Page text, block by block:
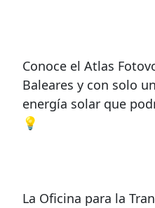
Conoce el Atlas
Baleares y con solo
energía solar que
💡
La Oficina para la